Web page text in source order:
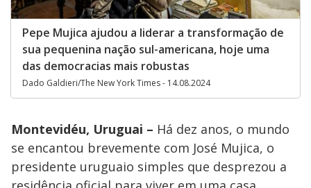
Pepe Mujica ajudou a liderar a transformação de
sua pequenina nação sul-americana, hoje uma
das democracias mais robustas
Dado Galdieri/The New York Times - 14.08.2024
Montevidéu, Uruguai – Há dez anos, o mundo
se encantou brevemente com José Mujica, o
presidente uruguaio simples que desprezou a